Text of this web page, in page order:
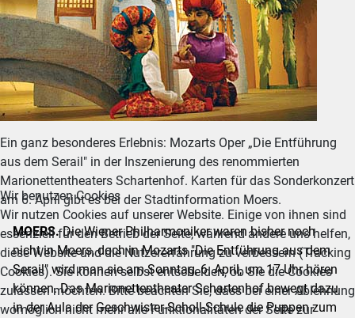
Ein ganz besonderes Erlebnis: Mozarts Oper „Die Entführung
aus dem Serail" in der Inszenierung des renommierten
Marionettentheaters Schartenhof. Karten für das Sonderkonzert
am 6. April gibt es bei der Stadtinformation Moers.
MOERS.Die Wiener Philharmoniker waren bisher noch
nicht in Moers, doch in Mozarts "Die Entführung aus dem
Serail" wird man sie am Sonntag, 6. April, um 17 Uhr hören
können. Das Marionettentheater Schartenhof bewegt dazu
in der Aula der Geschwister-Scholl-Schule die Puppen zum
Wir benutzen Cookies
Wir nutzen Cookies auf unserer Website. Einige von ihnen sind
essenziell für den Betrieb der Seite, während andere uns helfen,
diese Website und die Nutzererfahrung zu verbessern (Tracking
Cookies). Sie können selbst entscheiden, ob Sie die Cookies
zulassen möchten. Bitte beachten Sie, dass bei einer Ablehnung
womöglich nicht mehr alle Funktionalitäten der Seite zur